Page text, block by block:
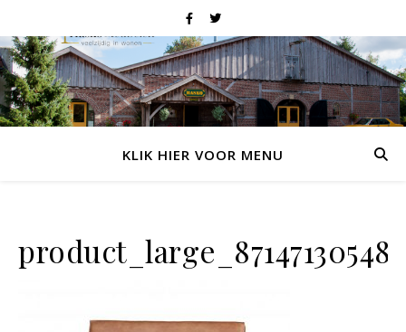
KLIK HIER VOOR MENU